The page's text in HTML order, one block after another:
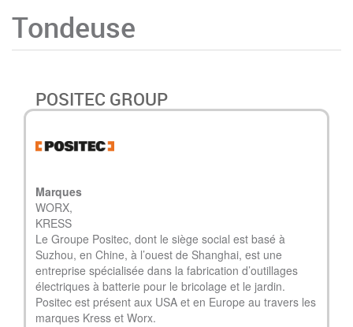
Tondeuse
POSITEC GROUP
Marques
WORX,
KRESS
Le Groupe Positec, dont le siège social est basé à
Suzhou, en Chine, à l’ouest de Shanghai, est une
entreprise spécialisée dans la fabrication d’outillages
électriques à batterie pour le bricolage et le jardin.
Positec est présent aux USA et en Europe au travers les
marques Kress et Worx.